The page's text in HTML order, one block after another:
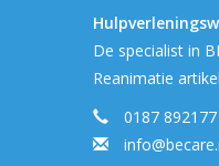
vervanging van
De specialist in
Reanimatie
0187 892177